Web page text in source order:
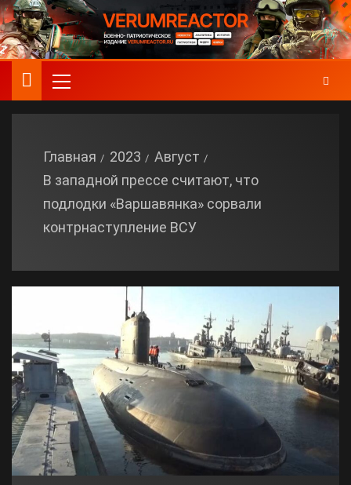
Главная 2023
Август
В западной прессе считают, что
подлодки «Варшавянка» сорвали
контрнаступление ВСУ